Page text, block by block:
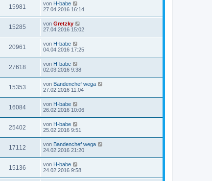
15981 von H-babe
27.04.2016 16:14
15285 von Gretzky
27.04.2016 15:02
20961 von H-babe
04.04.2016 17:25
27618 von H-babe
02.03.2016 9:38
15353 von Bandenchef wega
27.02.2016 11:04
16084 von H-babe
26.02.2016 10:06
25402 von H-babe
25.02.2016 9:51
17112 von Bandenchef wega
24.02.2016 21:20
15136 von H-babe
24.02.2016 9:58